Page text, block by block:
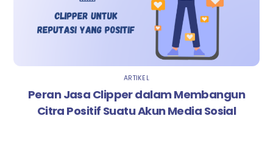
ARTIKEL
Peran Jasa Clipper dalam Membangun
Citra Positif Suatu Akun Media Sosial